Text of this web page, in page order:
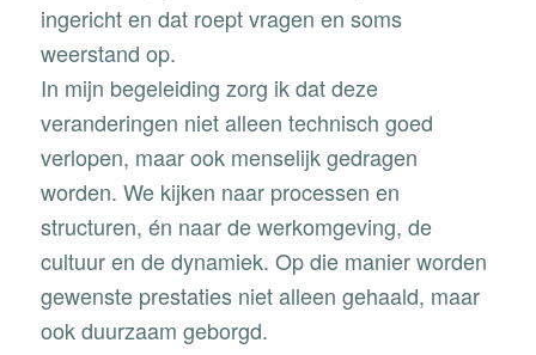
ingericht en dat roept vragen en soms
weerstand op.
In mijn begeleiding zorg ik dat deze
veranderingen niet alleen technisch goed
verlopen, maar ook menselijk gedragen
worden. We kijken naar processen en
structuren, én naar de werkomgeving, de
cultuur en de dynamiek. Op die manier worden
gewenste prestaties niet alleen gehaald, maar
ook duurzaam geborgd.